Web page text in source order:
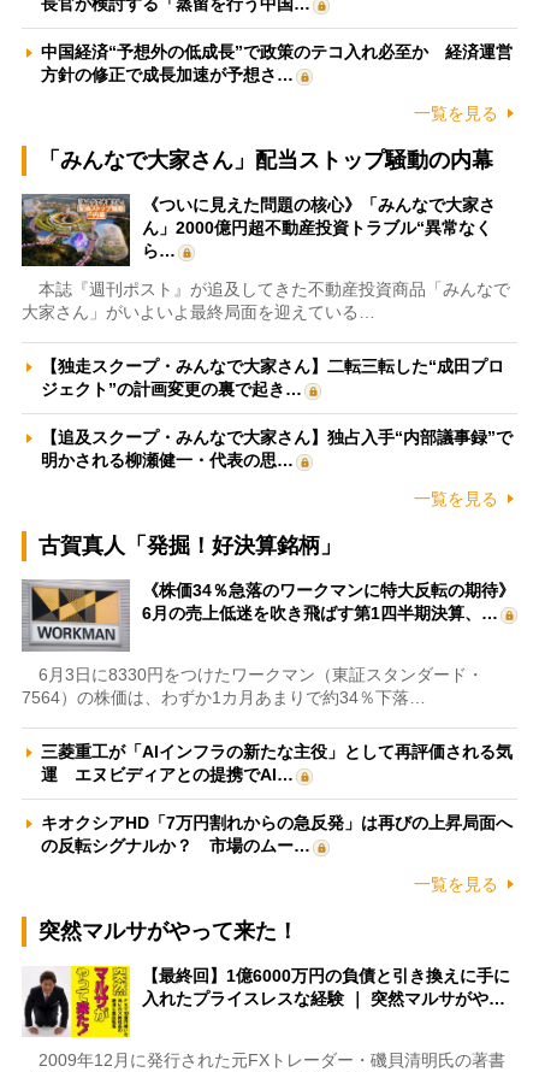
長官が検討する「蒸留を行う中国…
中国経済“予想外の低成長”で政策のテコ入れ必至か 経済運営
方針の修正で成長加速が予想さ…
一覧を見る
「みんなで大家さん」配当ストップ騒動の内幕
《ついに見えた問題の核心》「みんなで大家さ
ん」2000億円超不動産投資トラブル“異常なく
ら…
本誌『週刊ポスト』が追及してきた不動産投資商品「みんなで
大家さん」がいよいよ最終局面を迎えている…
【独走スクープ・みんなで大家さん】二転三転した“成田プロ
ジェクト”の計画変更の裏で起き…
【追及スクープ・みんなで大家さん】独占入手“内部議事録”で
明かされる柳瀬健一・代表の思…
一覧を見る
古賀真人「発掘！好決算銘柄」
《株価34％急落のワークマンに特大反転の期待》
6月の売上低迷を吹き飛ばす第1四半期決算、…
6月3日に8330円をつけたワークマン（東証スタンダード・
7564）の株価は、わずか1カ月あまりで約34％下落…
三菱重工が「AIインフラの新たな主役」として再評価される気
運 エヌビディアとの提携でAI…
キオクシアHD「7万円割れからの急反発」は再びの上昇局面へ
の反転シグナルか？ 市場のムー…
一覧を見る
突然マルサがやって来た！
【最終回】1億6000万円の負債と引き換えに手に
入れたプライスレスな経験 ｜ 突然マルサがや…
2009年12月に発行された元FXトレーダー・磯貝清明氏の著書